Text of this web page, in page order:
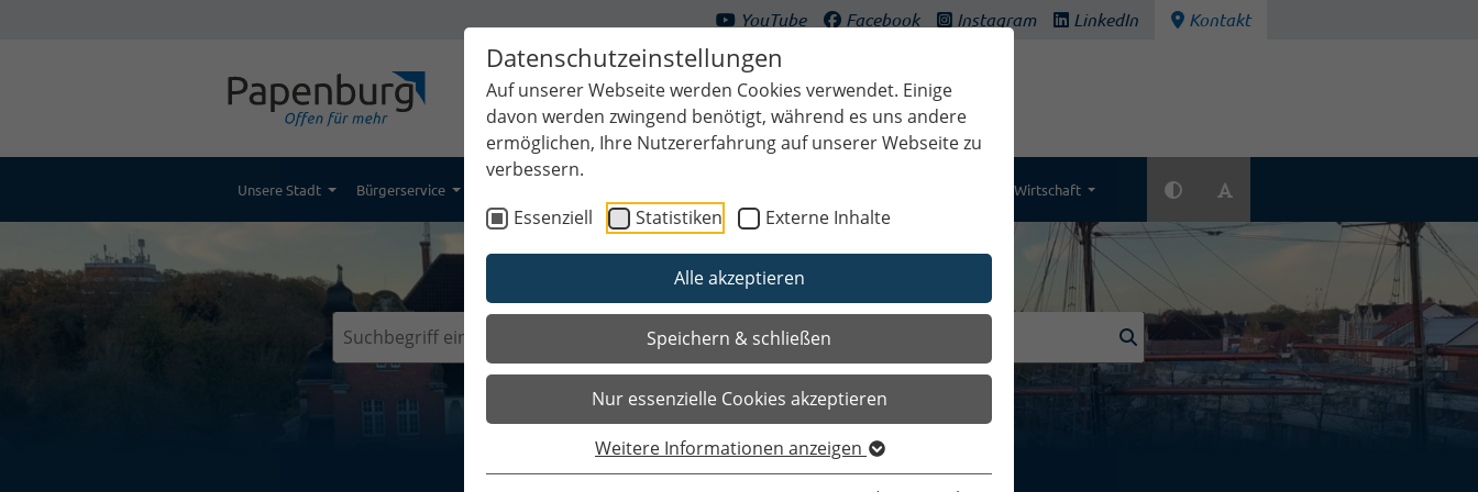
Datenschutzeinstellungen
Auf unserer Webseite werden Cookies verwendet. Einige
davon werden zwingend benötigt, während es uns andere
ermöglichen, Ihre Nutzererfahrung auf unserer Webseite zu
verbessern.
Essenziell
Statistiken Externe Inhalte
Alle akzeptieren
Speichern & schließen
Nur essenzielle Cookies akzeptieren
Weitere Informationen anzeigen
YouTube Facebook Instagram LinkedIn Kontakt
Unsere Stadt Bürgerservice Wirtschaft